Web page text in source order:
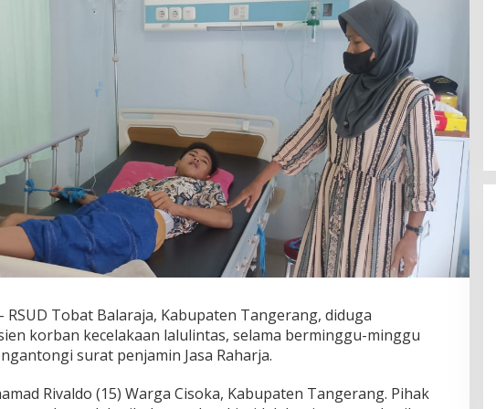
– RSUD Tobat Balaraja, Kabupaten Tangerang, diduga
korban kecelakaan lalulintas, selama berminggu-minggu
surat penjamin Jasa Raharja.
Rivaldo (15) Warga Cisoka, Kabupaten Tangerang. Pihak
Fenomena “Dascomology” Dinilai
Cerminkan Pentingnya Komunikasi
Politik dalam Menjaga
Di Politik